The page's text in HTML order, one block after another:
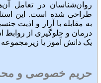
روان‌شناسان در تعامل
طراحی شده است. این
به مقابله با آزار و اذیت
درمان و جلوگیری از روابط
یک دانش آموز یا
حریم خصوصی و